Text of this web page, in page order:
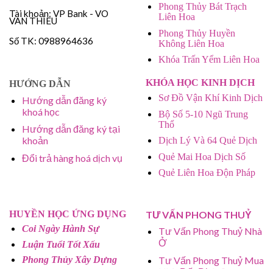
Tài khoản: VP Bank - VO
VAN THIEU
Số TK: 0988964636
HƯỚNG DẪN
Hướng dẫn đăng ký
khoá học
Hướng dẫn đăng ký tại
khoản
Đổi trả hàng hoá dịch vụ
Phong Thủy Bát Trạch
Liên Hoa
Phong Thủy Huyền
Không Liên Hoa
Khóa Trấn Yểm Liên Hoa
KHÓA HỌC KINH DỊCH
Sơ Đồ Vận Khí Kinh Dịch
Bộ Số 5-10 Ngũ Trung
Thổ
Dịch Lý Và 64 Quẻ Dịch
Quẻ Mai Hoa Dịch Số
Quẻ Liên Hoa Độn Pháp
HUYỀN HỌC ỨNG DỤNG
Coi Ngày Hành Sự
Luận Tuổi Tốt Xấu
Phong Thủy Xây Dựng
TƯ VẤN PHONG THUỶ
Tư Vấn Phong Thuỷ Nhà
Ở
Tư Vấn Phong Thuỷ Mua